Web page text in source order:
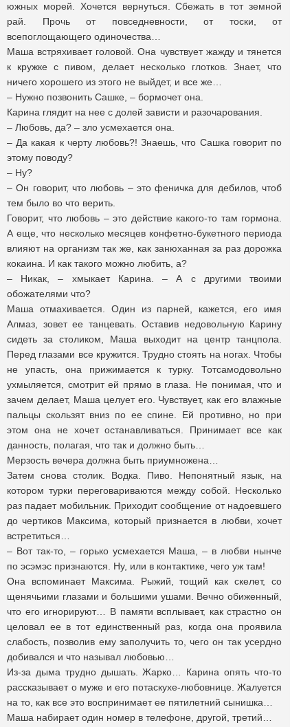
южных морей. Хочется вернуться. Сбежать в тот земной
рай. Прочь от повседневности, от тоски, от
всепоглощающего одиночества…
Маша встряхивает головой. Она чувствует жажду и тянется
к кружке с пивом, делает несколько глотков. Знает, что
ничего хорошего из этого не выйдет, и все же…
– Нужно позвонить Сашке, – бормочет она.
Карина глядит на нее с долей зависти и разочарования.
– Любовь, да? – зло усмехается она.
– Да какая к черту любовь?! Знаешь, что Сашка говорит по
этому поводу?
– Ну?
– Он говорит, что любовь – это феничка для дебилов, чтоб
тем было во что верить.
Говорит, что любовь – это действие какого-то там гормона.
А еще, что несколько месяцев конфетно-букетного периода
влияют на организм так же, как занюханная за раз дорожка
кокаина. И как такого можно любить, а?
– Никак, – хмыкает Карина. – А с другими твоими
обожателями что?
Маша отмахивается. Один из парней, кажется, его имя
Алмаз, зовет ее танцевать. Оставив недовольную Карину
сидеть за столиком, Маша выходит на центр танцпола.
Перед глазами все кружится. Трудно стоять на ногах. Чтобы
не упасть, она прижимается к турку. Тотсамодовольно
ухмыляется, смотрит ей прямо в глаза. Не понимая, что и
зачем делает, Маша целует его. Чувствует, как его влажные
пальцы скользят вниз по ее спине. Ей противно, но при
этом она не хочет останавливаться. Принимает все как
данность, полагая, что так и должно быть…
Мерзость вечера должна быть приумножена…
Затем снова столик. Водка. Пиво. Непонятный язык, на
котором турки переговариваются между собой. Несколько
раз падает мобильник. Приходит сообщение от надоевшего
до чертиков Максима, который признается в любви, хочет
встретиться…
– Вот так-то, – горько усмехается Маша, – в любви нынче
по эсэмэс признаются. Ну, или в контактике, чего уж там!
Она вспоминает Максима. Рыжий, тощий как скелет, со
щенячьими глазами и большими ушами. Вечно обиженный,
что его игнорируют… В памяти всплывает, как страстно он
целовал ее в тот единственный раз, когда она проявила
слабость, позволив ему заполучить то, чего он так усердно
добивался и что называл любовью…
Из-за дыма трудно дышать. Жарко… Карина опять что-то
рассказывает о муже и его потаскухе-любовнице. Жалуется
на то, как все это воспринимает ее пятилетний сынишка…
Маша набирает один номер в телефоне, другой, третий…